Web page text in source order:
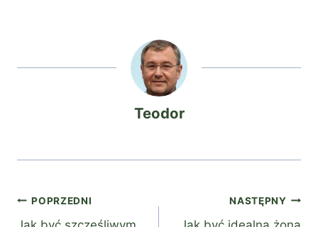
Teodor
Nawigacja
POPRZEDNI NASTĘPNY